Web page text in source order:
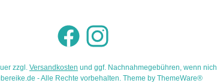
FacebookInstagram
zzgl. Versandkosten und ggf. Nachnahmegebühren, wenn
- Alle Rechte vorbehalten. Theme by ThemeWare®